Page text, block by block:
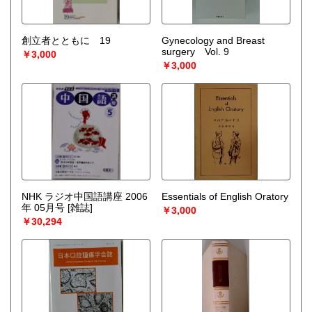
創立者とともに 19
￥3,000
Gynecology and Breast
surgery Vol. 9
￥3,000
NHK ラジオ中国語講座 2006
年 05月号 [雑誌]
￥30,294
Essentials of English Oratory
￥3,000